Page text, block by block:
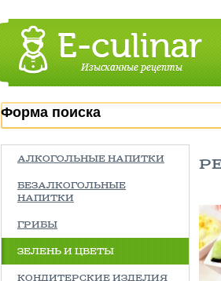
Форма поиска
АЛКОГОЛЬНЫЕ НАПИТКИ
БЕЗАЛКОГОЛЬНЫЕ
НАПИТКИ
ГРИБЫ
ЗЕЛЕНЬ И ЦВЕТЫ
КОНДИТЕРСКИЕ ИЗДЕЛИЯ